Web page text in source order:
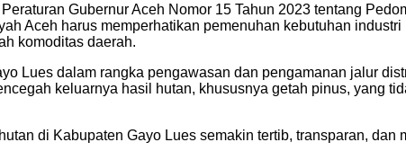
Gubernur Aceh Nomor 15 Tahun 2023 tentang
Aceh harus memperhatikan pemenuhan kebutuhan
komoditas daerah.
Lues dalam rangka pengawasan dan pengamanan jalur
keluarnya hasil hutan, khususnya getah pinus, yang
di Kabupaten Gayo Lues semakin tertib, transparan, dan